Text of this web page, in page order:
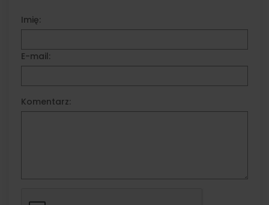
Imię:
E-mail:
Komentarz: